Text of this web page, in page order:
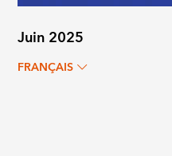
Juin 2025
FRANÇAIS